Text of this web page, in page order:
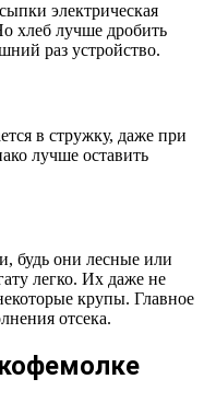
электрическая
хлеб лучше дробить
раз устройство.
в стружку, даже при
лучше оставить
будь они лесные или
легко. Их даже не
крупы. Главное
отсека.